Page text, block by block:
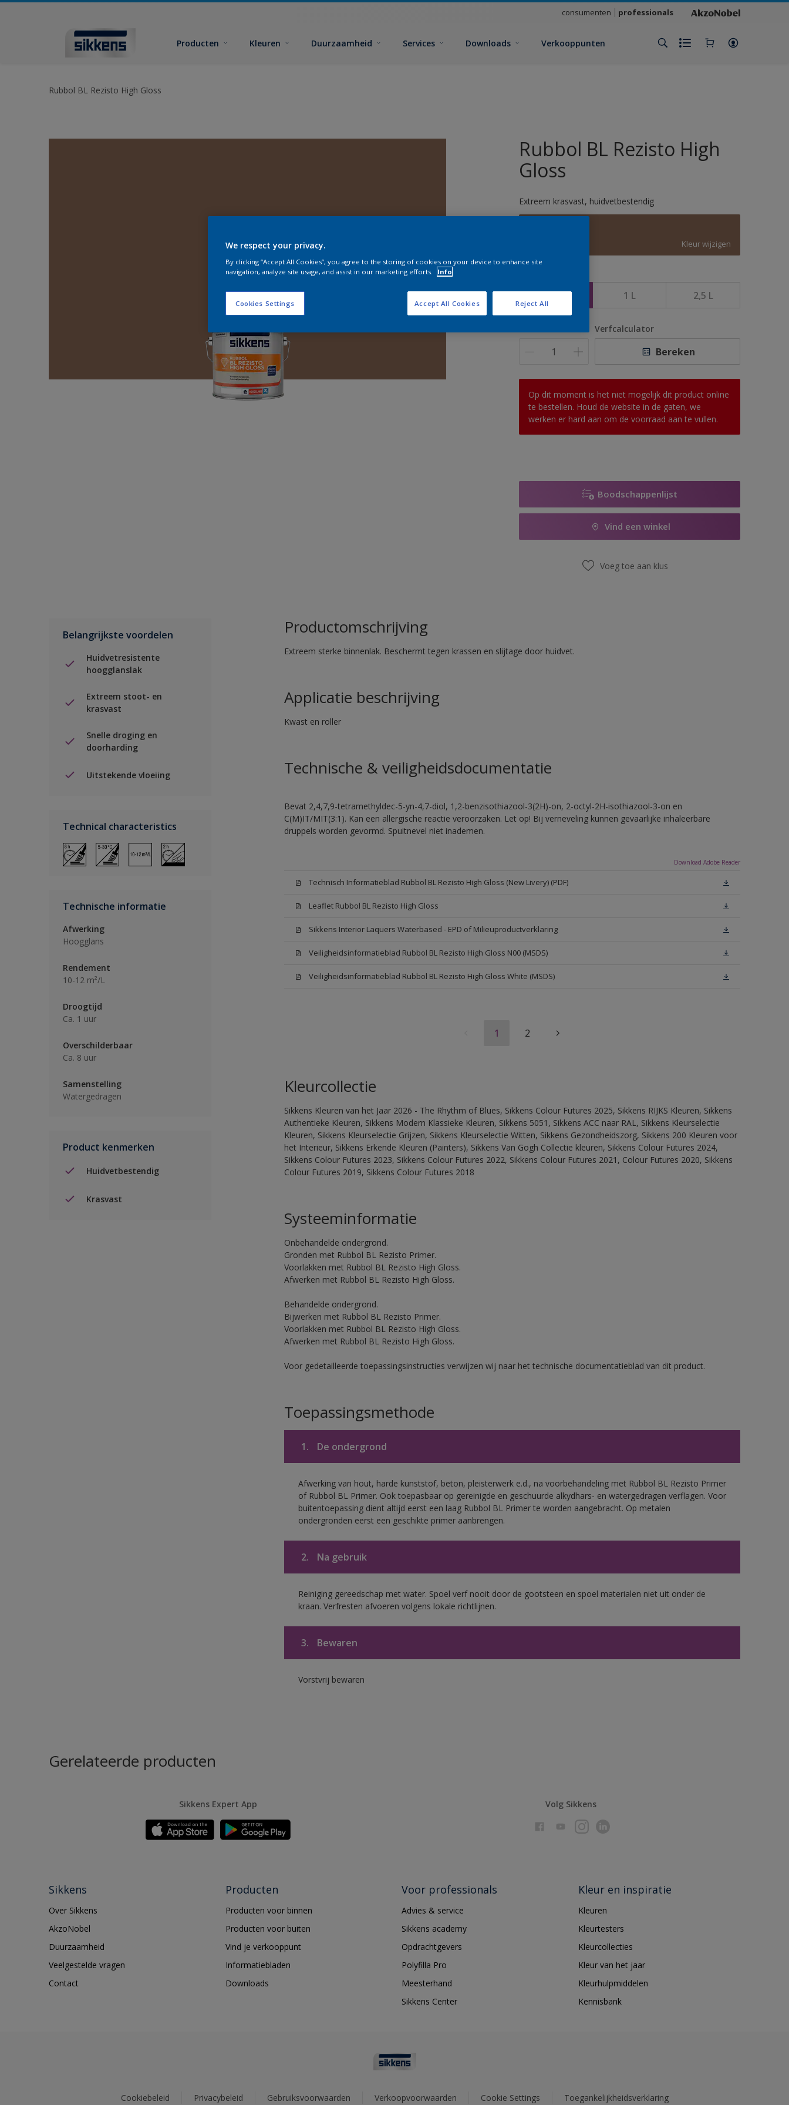
consumenten professionals
Producten Kleuren Duurzaamheid Services Downloads Verkooppunten
Rubbol BL Rezisto High Gloss
Rubbol BL Rezisto High
Gloss
Extreem krasvast, huidvetbestendig
Kleur wijzigen
500 ML 1 L 2,5 L
Verfcalculator
Bereken
Op dit moment is het niet mogelijk dit product online
te bestellen. Houd de website in de gaten, we
werken er hard aan om de voorraad aan te vullen.
Boodschappenlijst
Vind een winkel
Voeg toe aan klus
Belangrijkste voordelen
Huidvetresistente
hoogglanslak
Extreem stoot- en
krasvast
Snelle droging en
doorharding
Uitstekende vloeiing
Technical characteristics
Technische informatie
Afwerking
Hoogglans
Rendement
10-12 m²/L
Droogtijd
Ca. 1 uur
Overschilderbaar
Ca. 8 uur
Samenstelling
Watergedragen
Product kenmerken
Huidvetbestendig
Krasvast
Productomschrijving
Extreem sterke binnenlak. Beschermt tegen krassen en slijtage door huidvet.
Applicatie beschrijving
Kwast en roller
Technische & veiligheidsdocumentatie
Bevat 2,4,7,9-tetramethyldec-5-yn-4,7-diol, 1,2-benzisothiazool-3(2H)-on, 2-octyl-2H-isothiazool-3-on en
C(M)IT/MIT(3:1). Kan een allergische reactie veroorzaken. Let op! Bij verneveling kunnen gevaarlijke inhaleerbare
druppels worden gevormd. Spuitnevel niet inademen.
Download Adobe Reader
Technisch Informatieblad Rubbol BL Rezisto High Gloss (New Livery) (PDF)
Leaflet Rubbol BL Rezisto High Gloss
Sikkens Interior Laquers Waterbased - EPD of Milieuproductverklaring
Veiligheidsinformatieblad Rubbol BL Rezisto High Gloss N00 (MSDS)
Veiligheidsinformatieblad Rubbol BL Rezisto High Gloss White (MSDS)
1 2
Kleurcollectie
Sikkens Kleuren van het Jaar 2026 - The Rhythm of Blues, Sikkens Colour Futures 2025, Sikkens RIJKS Kleuren, Sikkens
Authentieke Kleuren, Sikkens Modern Klassieke Kleuren, Sikkens 5051, Sikkens ACC naar RAL, Sikkens Kleurselectie
Kleuren, Sikkens Kleurselectie Grijzen, Sikkens Kleurselectie Witten, Sikkens Gezondheidszorg, Sikkens 200 Kleuren voor
het Interieur, Sikkens Erkende Kleuren (Painters), Sikkens Van Gogh Collectie kleuren, Sikkens Colour Futures 2024,
Sikkens Colour Futures 2023, Sikkens Colour Futures 2022, Sikkens Colour Futures 2021, Colour Futures 2020, Sikkens
Colour Futures 2019, Sikkens Colour Futures 2018
Systeeminformatie
Onbehandelde ondergrond.
Gronden met Rubbol BL Rezisto Primer.
Voorlakken met Rubbol BL Rezisto High Gloss.
Afwerken met Rubbol BL Rezisto High Gloss.
Behandelde ondergrond.
Bijwerken met Rubbol BL Rezisto Primer.
Voorlakken met Rubbol BL Rezisto High Gloss.
Afwerken met Rubbol BL Rezisto High Gloss.
Voor gedetailleerde toepassingsinstructies verwijzen wij naar het technische documentatieblad van dit product.
Toepassingsmethode
1. De ondergrond
Afwerking van hout, harde kunststof, beton, pleisterwerk e.d., na voorbehandeling met Rubbol BL Rezisto Primer
of Rubbol BL Primer. Ook toepasbaar op gereinigde en geschuurde alkydhars- en watergedragen verflagen. Voor
buitentoepassing dient altijd eerst een laag Rubbol BL Primer te worden aangebracht. Op metalen
ondergronden eerst een geschikte primer aanbrengen.
2. Na gebruik
Reiniging gereedschap met water. Spoel verf nooit door de gootsteen en spoel materialen niet uit onder de
kraan. Verfresten afvoeren volgens lokale richtlijnen.
3. Bewaren
Vorstvrij bewaren
Gerelateerde producten
Sikkens Expert App Volg Sikkens
Sikkens
Over Sikkens
AkzoNobel
Duurzaamheid
Veelgestelde vragen
Contact
Producten
Producten voor binnen
Producten voor buiten
Vind je verkooppunt
Informatiebladen
Downloads
Voor professionals
Advies & service
Sikkens academy
Opdrachtgevers
Polyfilla Pro
Meesterhand
Sikkens Center
Kleur en inspiratie
Kleuren
Kleurtesters
Kleurcollecties
Kleur van het jaar
Kleurhulpmiddelen
Kennisbank
Cookiebeleid Privacybeleid Gebruiksvoorwaarden Verkoopvoorwaarden Cookie Settings Toegankelijkheidsverklaring
We respect your privacy.
By clicking “Accept All Cookies”, you agree to the storing of cookies on your device to enhance site
navigation, analyze site usage, and assist in our marketing efforts.
Info
Cookies Settings Reject All
Accept All Cookies